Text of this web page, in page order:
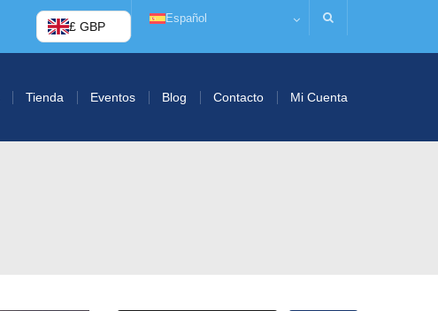
£ GBP
Español
Tienda Eventos Blog Contacto Mi Cuenta